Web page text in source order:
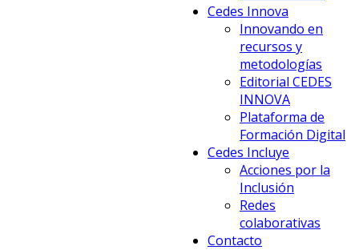
Cedes Innova
Innovando en
recursos y
metodologías
Editorial CEDES
INNOVA
Plataforma de
Formación Digital
Cedes Incluye
Acciones por la
Inclusión
Redes
colaborativas
Contacto